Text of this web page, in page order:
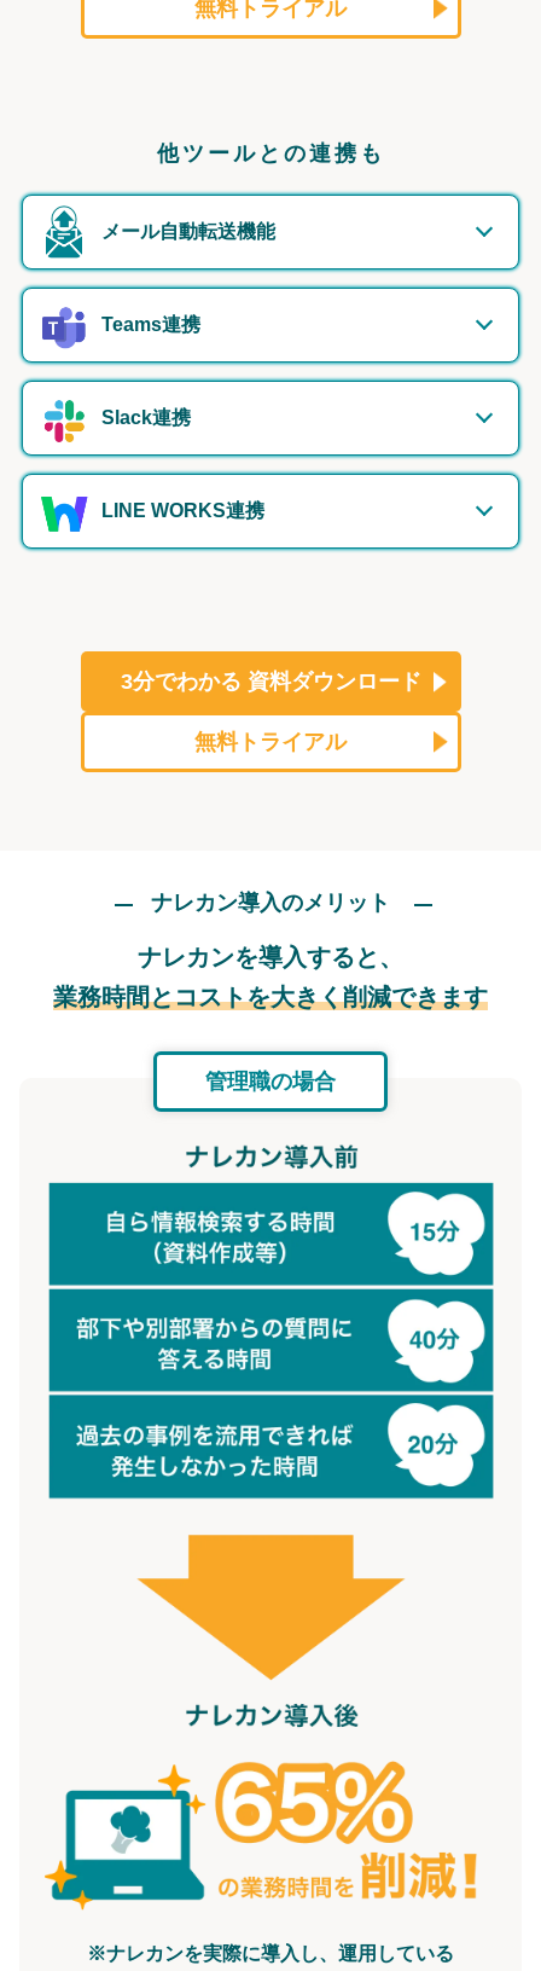
無料トライアル
他ツールとの連携も
メール自動転送機能
Teams連携
Slack連携
LINE WORKS連携
3分でわかる 資料ダウンロード
無料トライアル
ナレカン導入のメリット
ナレカンを導入すると、
業務時間とコストを大きく削減できます
管理職の場合
※ナレカンを実際に導入し、運用している